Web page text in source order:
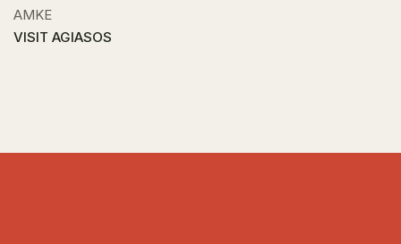
ΑΜΚΕ
VISIT AGIASOS